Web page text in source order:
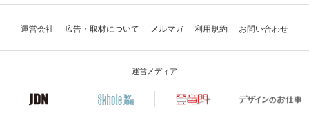
運営会社 広告・取材について メルマガ 利用規約 お問い合わせ
運営メディア